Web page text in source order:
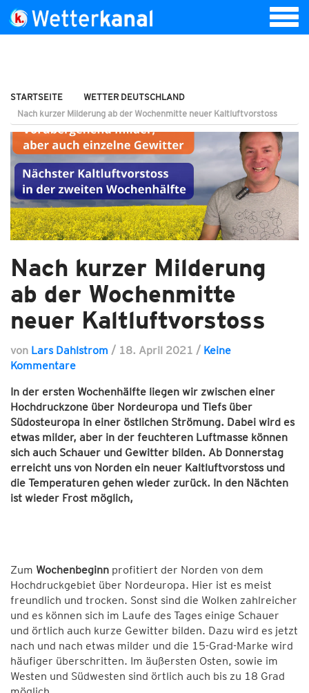
STARTSEITE
WETTER DEUTSCHLAND
Nach kurzer Milderung ab der Wochenmitte neuer Kaltluftvorstoss
Nach kurzer Milderung
ab der Wochenmitte
neuer Kaltluftvorstoss
von Lars Dahlstrom / 18. April 2021 / Keine
Kommentare
In der ersten Wochenhälfte liegen wir zwischen einer
Hochdruckzone über Nordeuropa und Tiefs über
Südosteuropa in einer östlichen Strömung. Dabei wird es
etwas milder, aber in der feuchteren Luftmasse können
sich auch Schauer und Gewitter bilden. Ab Donnerstag
erreicht uns von Norden ein neuer Kaltluftvorstoss und
die Temperaturen gehen wieder zurück. In den Nächten
ist wieder Frost möglich,
Zum Wochenbeginn profitiert der Norden von dem
Hochdruckgebiet über Nordeuropa. Hier ist es meist
freundlich und trocken. Sonst sind die Wolken zahlreicher
und es können sich im Laufe des Tages einige Schauer
und örtlich auch kurze Gewitter bilden. Dazu wird es jetzt
nach und nach etwas milder und die 15-Grad-Marke wird
häufiger überschritten. Im äußersten Osten, sowie im
Westen und Südwesten sind örtlich auch bis zu 18 Grad